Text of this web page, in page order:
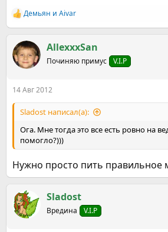
Р
е
к
ц
и
Демьян и Aivar
AllexxxSan
Починяю примус V.I.P
14 Авг 2012
Sladost написал(а):
Ога. Мне тогда это все есть ровно на
помогло?)))
Нужно просто пить правильное
Sladost
Вредина V.I.P